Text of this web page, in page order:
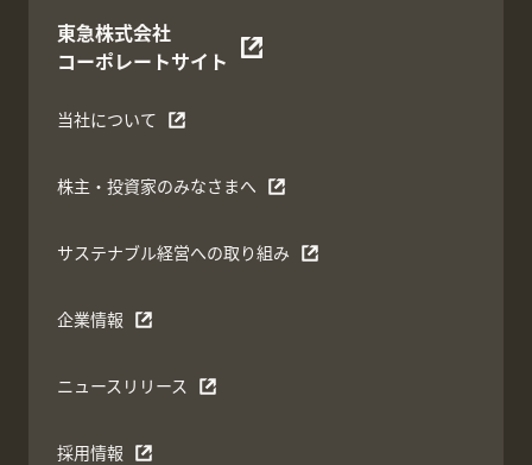
東急株式会社
コーポレートサイト
当社について
株主・投資家のみなさまへ
サステナブル経営への取り組み
企業情報
ニュースリリース
採用情報